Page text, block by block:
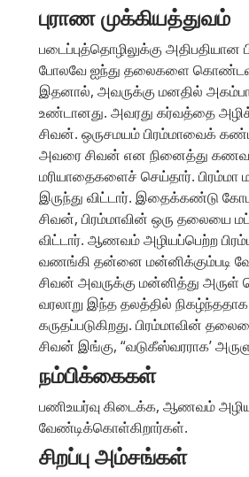
புராண முக்கியத்துவம்
படைப்புத்தொழிலுக்கு அதிபதியான
போலவே ஐந்து தலைகளை
இதனால், அவருக்கு மனதில்
உண்டானது. அவரது கர்வத்தை
சிவன். ஒருசமயம் பிரம்மாவைக்
அவரை சிவன் என நினைத்து
மரியாதைகளைச் செய்தார். பிரம்மா
இருந்து விட்டார். இதைக்கண்டு
சிவன், பிரம்மாவின் ஒரு தலையை
விட்டார். ஆணவம் அழியப்பெற்ற
வணங்கி தன்னை மன்னிக்கும்படி
சிவன் அவருக்கு மன்னித்து அருள்
வரலாறு இந்த தலத்தில் நிகழ்ந்ததாக
கருதப்படுகிறது. பிரம்மாவின்
சிவன் இங்கு, “வடுகீஸ்வரராக’
நம்பிக்கைகள்
பணிஉயர்வு கிடைக்க, ஆணவம்
வேண்டிக்கொள்கிறார்கள்.
சிறப்பு அம்சங்கள்